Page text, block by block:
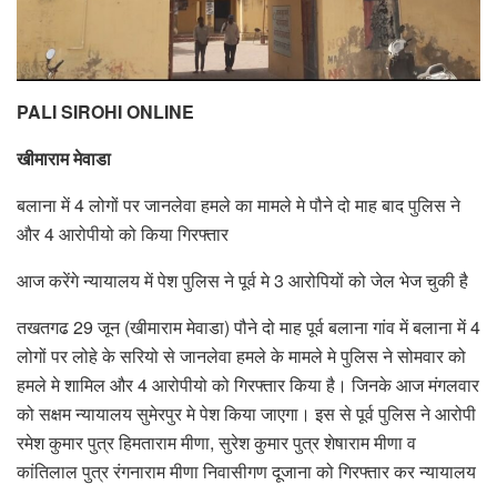
PALI SIROHI ONLINE
खीमाराम मेवाडा
बलाना में 4 लोगों पर जानलेवा हमले का मामले मे पौने दो माह बाद पुलिस ने
और 4 आरोपीयो को किया गिरफ्तार
आज करेंगे न्यायालय में पेश पुलिस ने पूर्व मे 3 आरोपियों को जेल भेज चुकी है
तखतगढ 29 जून (खीमाराम मेवाडा) पौने दो माह पूर्व बलाना गांव में बलाना में 4
लोगों पर लोहे के सरियो से जानलेवा हमले के मामले मे पुलिस ने सोमवार को
हमले मे शामिल और 4 आरोपीयो को गिरफ्तार किया है। जिनके आज मंगलवार
को सक्षम न्यायालय सुमेरपुर मे पेश किया जाएगा। इस से पूर्व पुलिस ने आरोपी
रमेश कुमार पुत्र हिमताराम मीणा, सुरेश कुमार पुत्र शेषाराम मीणा व
कांतिलाल पुत्र रंगनाराम मीणा निवासीगण दूजाना को गिरफ्तार कर न्यायालय